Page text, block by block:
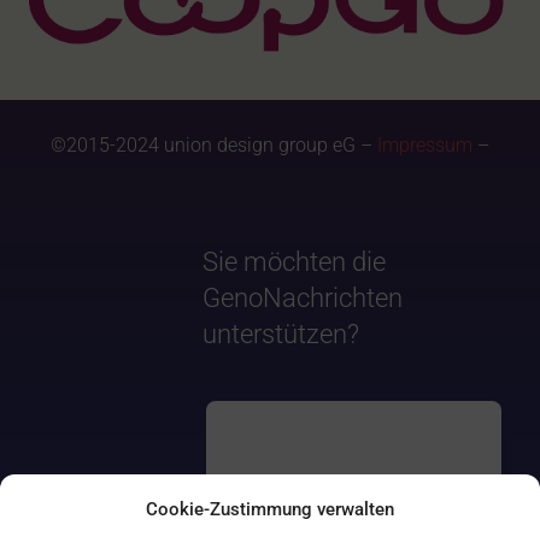
Cookie-Zustimmung verwalten
©2015-2024 union design group eG – Impressum –
Sie möchten die
GenoNachrichten
unterstützen?